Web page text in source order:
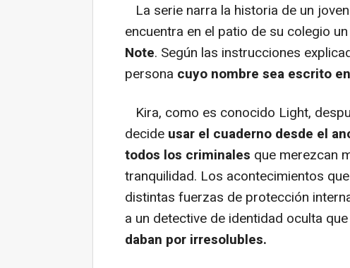
La serie narra la historia de un
encuentra en el patio de su colegio un
Note. Según las instrucciones
persona cuyo nombre sea escrito
Kira, como es conocido Light,
decide usar el cuaderno desde el
todos los criminales que merezcan
tranquilidad. Los acontecimientos
distintas fuerzas de protección
a un detective de identidad oculta
daban por irresolubles.